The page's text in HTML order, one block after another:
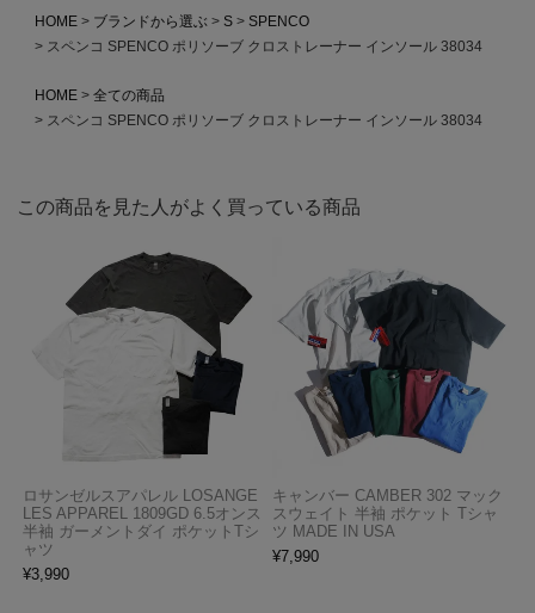
HOME ブランドから選ぶ S
SPENCO
スペンコ SPENCO ポリソーブ クロストレーナー インソール 38034
HOME
全ての商品
スペンコ SPENCO ポリソーブ クロストレーナー インソール 38034
この商品を見た人がよく買っている商品
ロサンゼルスアパレル LOSANGE
LES APPAREL 1809GD 6.5オンス
半袖 ガーメントダイ ポケットTシ
ャツ
¥3,990
キャンバー CAMBER 302 マック
スウェイト 半袖 ポケット Tシャ
ツ MADE IN USA
¥7,990